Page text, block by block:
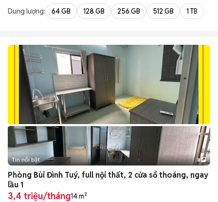
Dung lượng: 64 GB 128 GB 256 GB 512 GB 1 TB
+2
Tin nổi bật 8
Phòng Bùi Đình Tuý, full nội thất, 2 cửa sổ thoáng, ngay
lầu 1
3,4 triệu/tháng14 m²